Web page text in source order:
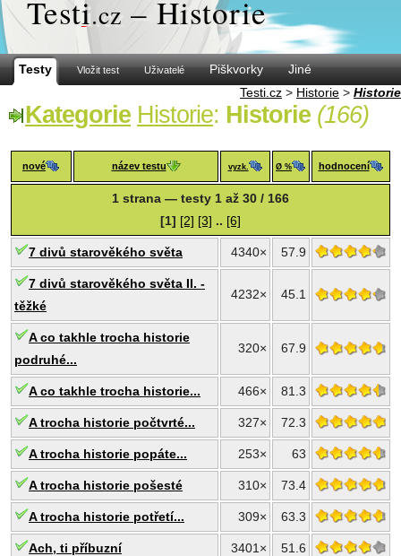
Testi.cz – Historie
Testy Vložit test Uživatelé Piškvorky
Jiné
Testi.cz > Historie > Historie
Kategorie Historie: Historie (166)
nové název testu vyzk. Ø % hodnocení
1 strana — testy 1 až 30 / 166
[1] [2] [3] .. [6]
7 divů starověkého světa 4340× 57.9
7 divů starověkého světa II. -
těžké
4232× 45.1
A co takhle trocha historie
podruhé...
320× 67.9
A co takhle trocha historie... 466× 81.3
A trocha historie počtvrté... 327× 72.3
A trocha historie popáte... 253× 63
A trocha historie pošesté 310× 73.4
A trocha historie potřetí... 309× 63.3
Ach, ti příbuzní 3401× 51.6